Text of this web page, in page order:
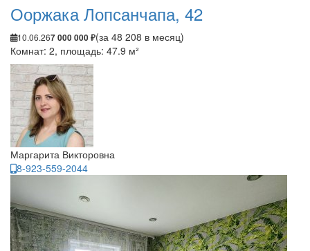
Ооржака Лопсанчапа, 42
10.06.267 000 000 ₽(за 48 208 в месяц)
Комнат: 2, площадь: 47.9 м²
Маргарита Викторовна
8-923-559-2044